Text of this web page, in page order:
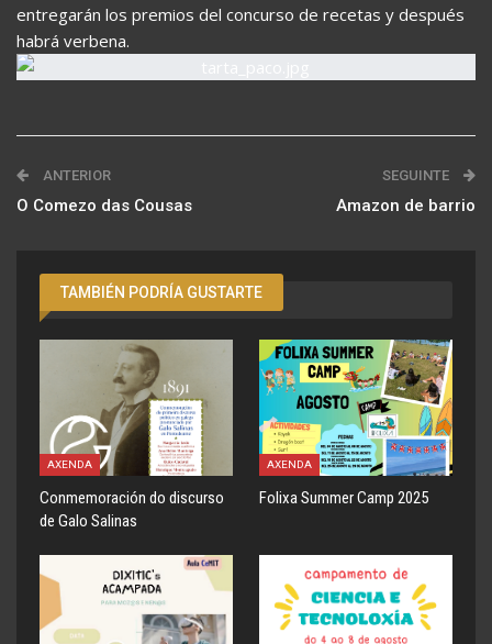
entregarán los premios del concurso de recetas y después
habrá verbena.
ANTERIOR
O Comezo das Cousas
SEGUINTE
Amazon de barrio
TAMBIÉN PODRÍA GUSTARTE
AXENDA
Conmemoración do discurso
de Galo Salinas
AXENDA
Folixa Summer Camp 2025